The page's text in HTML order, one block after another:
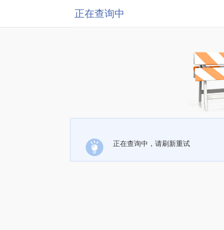
正在查询中
正在查询中，请刷新重试